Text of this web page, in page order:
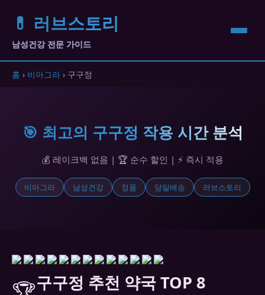
💊 러브스토리
남성건강 전문 가이드
홈 › 비아그라 › 구구정
🎯 최고의 구구정 작용 시간 분석
💰 레이크백 없음 | 🏆 순수 할인 | ⚡ 즉시 적용
비아그라 남성건강 정품 당일배송 러브스토리
구구정 추천 약국 TOP 8